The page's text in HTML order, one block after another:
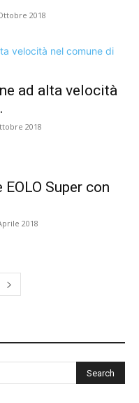
2018
ad alta velocità
2018
EOLO Super con
2018